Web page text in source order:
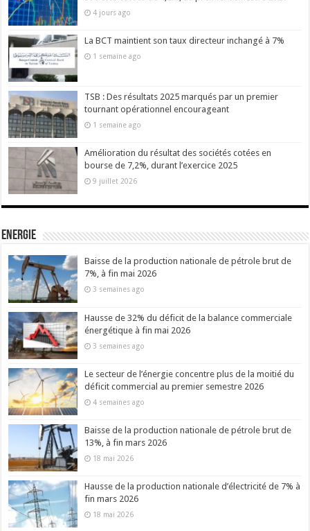
4 jours ago
La BCT maintient son taux directeur inchangé à 7%
1 semaine ago
TSB : Des résultats 2025 marqués par un premier
tournant opérationnel encourageant
1 semaine ago
Amélioration du résultat des sociétés cotées en
bourse de 7,2%, durant l’exercice 2025
9 juillet 2026
Energie
Baisse de la production nationale de pétrole brut de
7%, à fin mai 2026
3 semaines ago
Hausse de 32% du déficit de la balance commerciale
énergétique à fin mai 2026
3 semaines ago
Le secteur de l’énergie concentre plus de la moitié du
déficit commercial au premier semestre 2026
4 semaines ago
Baisse de la production nationale de pétrole brut de
13%, à fin mars 2026
18 mai 2026
Hausse de la production nationale d’électricité de 7% à
fin mars 2026
18 mai 2026